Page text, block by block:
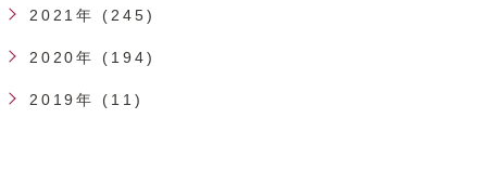
2021年 (245)
2020年 (194)
2019年 (11)